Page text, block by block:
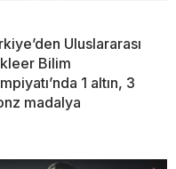
Uluslararası
Bilim
1 altın, 3
madalya